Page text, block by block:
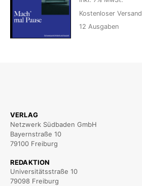
Kostenloser Versand
12 Ausgaben
VERLAG
Netzwerk Südbaden GmbH
Bayernstraße 10
79100 Freiburg
REDAKTION
Universitätsstraße 10
79098 Freiburg